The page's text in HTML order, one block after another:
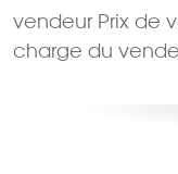
vendeur Prix de
charge du